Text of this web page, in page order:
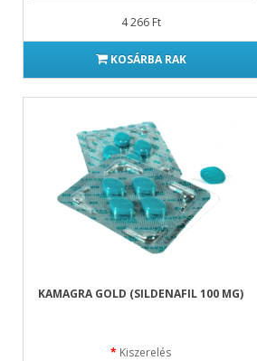
4 266 Ft
KOSÁRBA RAK
KAMAGRA GOLD (SILDENAFIL 100 MG)
Kiszerelés